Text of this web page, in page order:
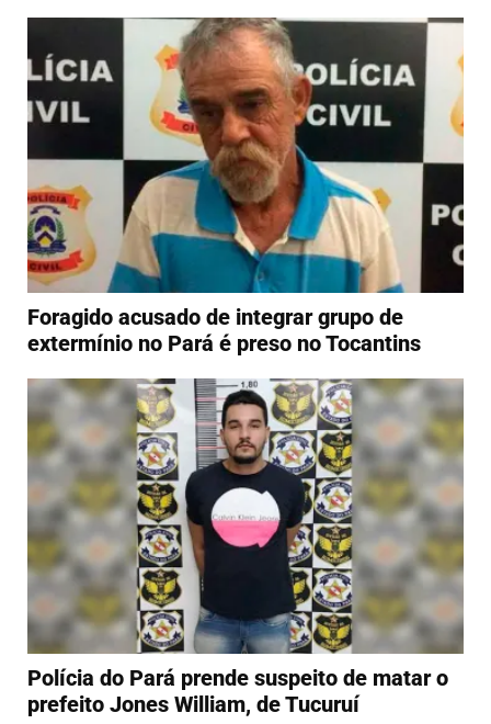
Foragido acusado de integrar grupo de
extermínio no Pará é preso no Tocantins
Polícia do Pará prende suspeito de matar o
prefeito Jones William, de Tucuruí